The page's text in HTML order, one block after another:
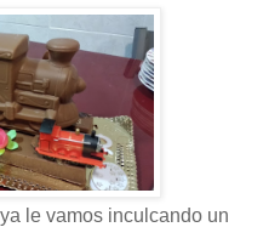
le vamos inculcando un